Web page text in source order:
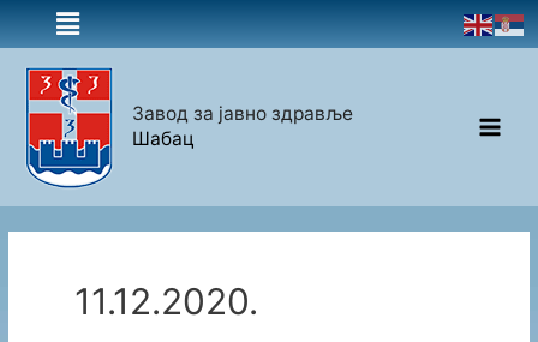
Завод за јавно здравље
Шабац
11.12.2020.